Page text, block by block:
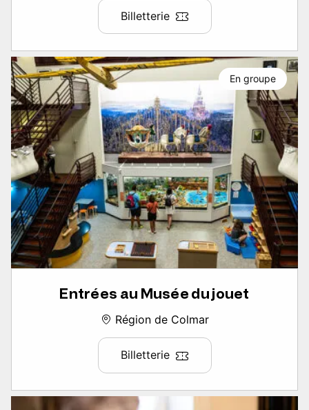
Billetterie
Entrées au Musée du jouet
Région de Colmar
Billetterie
En groupe